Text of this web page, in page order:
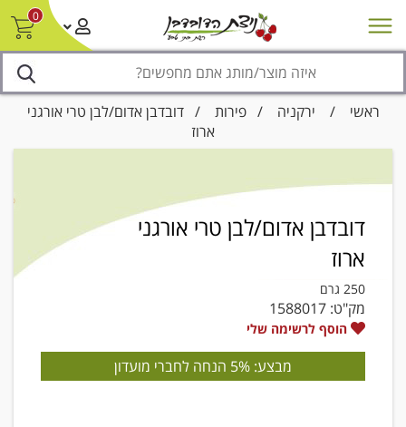
0
מבצעים סניפים צור קשר/ביטול הזמנה
ראשי / ירקניה /פירות / דובדבן אדום/לבן טרי אורגני
ארוז
דובדבן אדום/לבן טרי אורגני
ארוז
250 גרם
מק"ט: 1588017
הוסף לרשימה שלי
מבצע: 5% הנחה לחברי מועדון